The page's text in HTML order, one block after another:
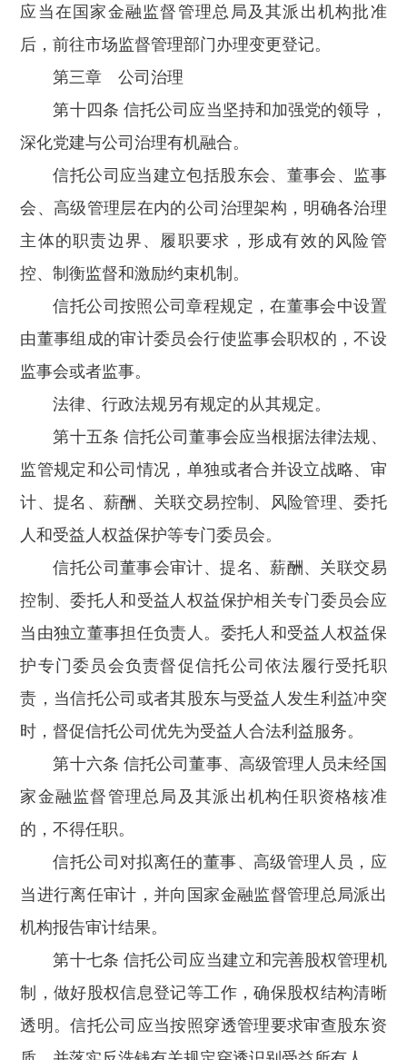
应当在国家金融监督管理总局及其派出机构批准
后，前往市场监督管理部门办理变更登记。
第三章 公司治理
第十四条 信托公司应当坚持和加强党的领导，
深化党建与公司治理有机融合。
信托公司应当建立包括股东会、董事会、监事
会、高级管理层在内的公司治理架构，明确各治理
主体的职责边界、履职要求，形成有效的风险管
控、制衡监督和激励约束机制。
信托公司按照公司章程规定，在董事会中设置
由董事组成的审计委员会行使监事会职权的，不设
监事会或者监事。
法律、行政法规另有规定的从其规定。
第十五条 信托公司董事会应当根据法律法规、
监管规定和公司情况，单独或者合并设立战略、审
计、提名、薪酬、关联交易控制、风险管理、委托
人和受益人权益保护等专门委员会。
信托公司董事会审计、提名、薪酬、关联交易
控制、委托人和受益人权益保护相关专门委员会应
当由独立董事担任负责人。委托人和受益人权益保
护专门委员会负责督促信托公司依法履行受托职
责，当信托公司或者其股东与受益人发生利益冲突
时，督促信托公司优先为受益人合法利益服务。
第十六条 信托公司董事、高级管理人员未经国
家金融监督管理总局及其派出机构任职资格核准
的，不得任职。
信托公司对拟离任的董事、高级管理人员，应
当进行离任审计，并向国家金融监督管理总局派出
机构报告审计结果。
第十七条 信托公司应当建立和完善股权管理机
制，做好股权信息登记等工作，确保股权结构清晰
透明。信托公司应当按照穿透管理要求审查股东资